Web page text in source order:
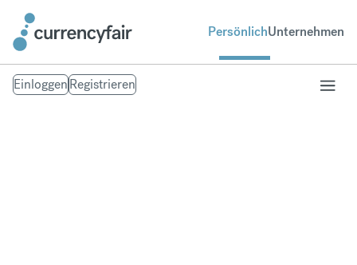
PersönlichUnternehmen
EinloggenRegistrieren